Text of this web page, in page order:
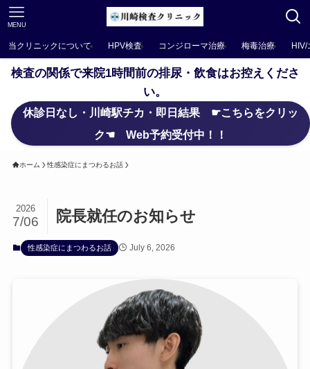
MENU
当クリニックについて HPV検査 コンジローマ治療 梅毒治療
検査の関係で来院1時間前の排尿・飲食はお控えくださ
い。
休診日なし・川崎駅チカ・即日結果 ☛こちらをクリッ
ク☚ Web予約受付中！！
ホーム 性感染症にまつわるお話
院長就任のお知らせ
2026
7/06
性感染症にまつわるお話 July 6, 2026